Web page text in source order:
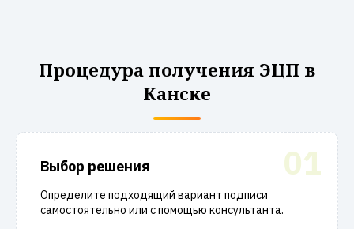
Процедура получения ЭЦП в
Канске
01
Выбор решения
Определите подходящий вариант подписи
самостоятельно или с помощью консультанта.